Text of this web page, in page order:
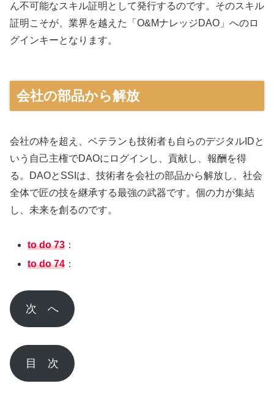
ん不可能なスキル証明として発行するのです。そのスキル
証明こそが、業界を越えた「O&MナレッジDAO」へのロ
グインキーとなります。
会社の部品から解放
会社の枠を超え、ベテランも技術者も自らのデジタルIDと
いう自己主権でDAOにログインし、貢献し、報酬を得
る。DAOとSSIは、技術者を会社の部品から解放し、社会
全体で匠の技を継承する最強の武器です。個の力が集結
し、未来を創るのです。
to do 73 ：
to do 74 ：
次 へ
目 次